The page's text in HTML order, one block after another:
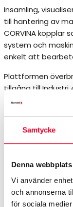
Samtycke
Denna
Vi använder
och annonserna
för sociala
Insamling,
till hantering av
CORVINA kopplar
system och
enkelt att
Plattformen
tillgång till Industri
artificiell